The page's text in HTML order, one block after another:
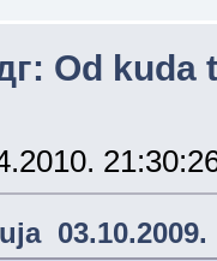
Od kuda
03.10.2009.